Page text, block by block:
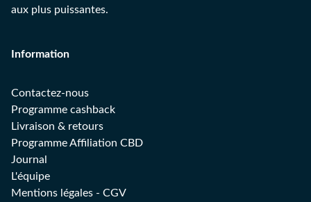
aux plus puissantes.
Information
Contactez-nous
Programme cashback
Livraison & retours
Programme Affiliation CBD
Journal
L'équipe
Mentions légales - CGV